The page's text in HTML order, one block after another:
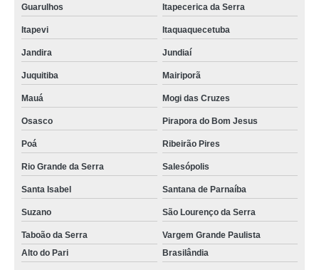
cartões em pvc Penha
cartões pvc brancos para crachás Planalto Paulista
cartão de pvc para crachá preço Itapevi
cotação de cartão pvc branco para crachá Sorocaba
cotação de cartão pvc para crachá Paineiras do Morumbi
cartão pvc com chip Jacareí
cotação de cartão em pvc branco Pirituba
cartão pvc branco preço Americana
Guarulhos Itapecerica da Serra
Itapevi Itaquaquecetuba
Jandira Jundiaí
Juquitiba Mairiporã
Mauá Mogi das Cruzes
Osasco Pirapora do Bom Jesus
Poá Ribeirão Pires
Rio Grande da Serra Salesópolis
Santa Isabel Santana de Parnaíba
Suzano São Lourenço da Serra
Taboão da Serra
Vargem Grande Paulista
Alto do Pari
Brasilândia